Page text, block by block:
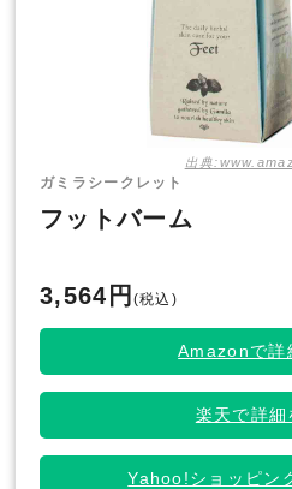
出典
ガミラシークレット
フットバーム
3,564円 (税込)
Amazonで詳
楽天で詳細
Yahoo!ショッピン